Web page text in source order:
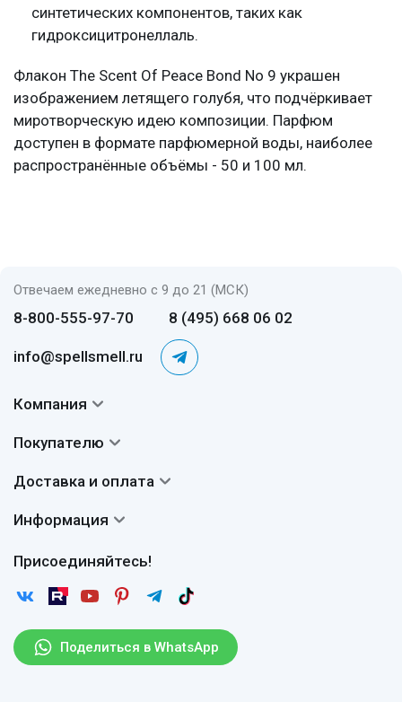
синтетических компонентов, таких как
гидроксицитронеллаль.
Флакон The Scent Of Peace Bond No 9 украшен
изображением летящего голубя, что подчёркивает
миротворческую идею композиции. Парфюм
доступен в формате парфюмерной воды, наиболее
распространённые объёмы - 50 и 100 мл.
Отвечаем ежедневно с 9 до 21 (МСК)
8-800-555-97-70 8 (495) 668 06 02
info@spellsmell.ru
Поделиться в WhatsApp
Присоединяйтесь!
Компания
Авторы
Сертификаты
Покупателю
Вопросы и ответы
Отзывы
Статьи
Рассылка
Доставка и оплата
Доставка
Возврат
Информация
Пользовательское соглашение
Защита персональных данных
Правила продажи товаров (Постановление Правительства